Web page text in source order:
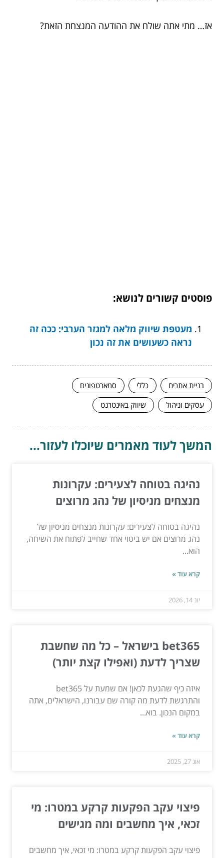
אז… מתי אתה שולח את ההודעה המנצחת הזאת?
פוסטים קשורים לנושא:
מעטפת שיווק מלאה למגזר הערבי: ככה זה
נראה כשעושים את זה נכון
בניית אתרים כללי
סמארטפונים
עסקים וניהול
שיווק באינטרנט
המשך לעוד מאמרים שיוכלו לעזור...
נהיגה בטוחה לצעירים: עקרונות
מנצחים מניסיון של נהג מרוצים
נהיגה בטוחה לצעירים: עקרונות מנצחים מניסיון של
נהג מרוצים אם יש ביטוי אחד שחייב לפתוח את השיחה,
הוא...
קרא עוד »
יונ 14, 2026
bet365 בישראל – כל מה שחשבת
שצריך לדעת (ואפילו קצת יותר)
איזה כיף שהגעת לכאן! אם שמעת על bet365
והתרגשת לדעת מה קורה שם עבורנו, הישראלים, אתה
במקום הנכון. בוא...
קרא עוד »
אוג 27, 2025
פיצוי עקב הפקעות קרקע במטרו: מי
זכאי, איך מחשבים ומה מגישים
פיצוי עקב הפקעות קרקע במטרו: מי זכאי, איך מחשבים